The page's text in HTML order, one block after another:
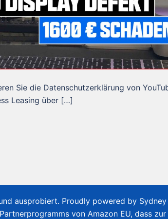
Sie die Datenschutzerklärung von
Leasing über […]
ausprobiert. Proudly powered by Sydney
von Amazon EU, dass zur